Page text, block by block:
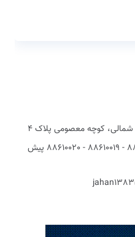
کوچه معصومی پلاک 4
تلفن تماس: 88610021- 88610023 - 88610019 - 88610020 پیش